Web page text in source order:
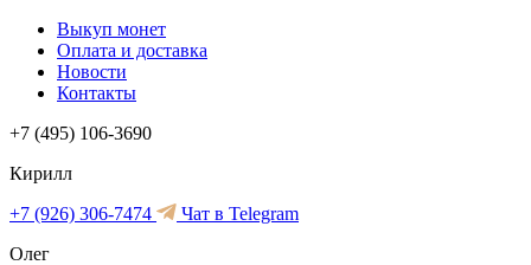
Выкуп монет
Оплата и доставка
Новости
Контакты
+7 (495) 106-3690
Кирилл
+7 (926) 306-7474
Чат в Telegram
Олег